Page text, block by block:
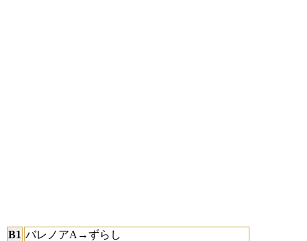
B1 バレノアA→ずらし